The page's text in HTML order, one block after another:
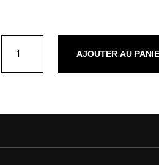
Ensemble
satin
AJOUTER AU